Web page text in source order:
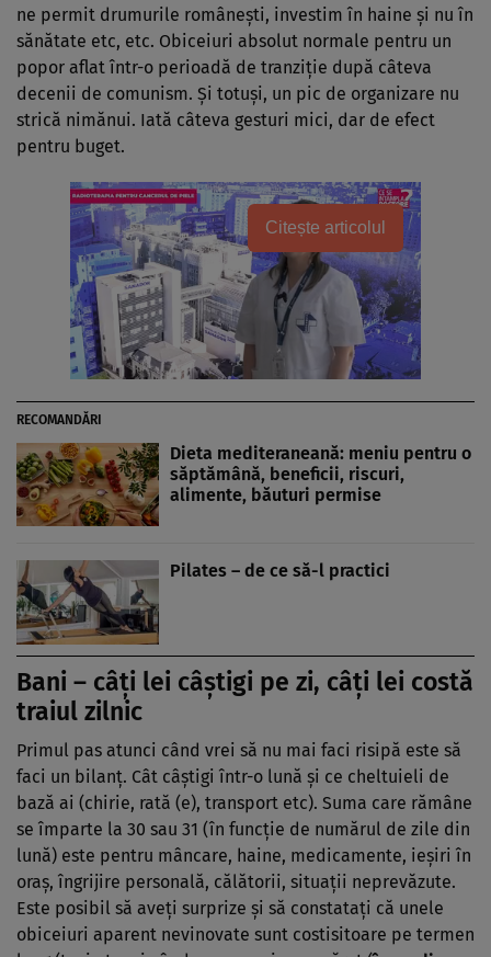
ne permit drumurile româneşti, investim în haine şi nu în
sănătate etc, etc. Obiceiuri absolut normale pentru un
popor aflat într-o perioadă de tranziţie după câteva
decenii de comunism. Şi totuşi, un pic de organizare nu
strică nimănui. Iată câteva gesturi mici, dar de efect
pentru buget.
Citește articolul
RECOMANDĂRI
Dieta mediteraneană: meniu pentru o
săptămână, beneficii, riscuri,
alimente, băuturi permise
Pilates – de ce să-l practici
Bani – câţi lei câştigi pe zi, câţi lei costă
traiul zilnic
Primul pas atunci când vrei să nu mai faci risipă este să
faci un bilanţ. Cât câştigi într-o lună şi ce cheltuieli de
bază ai (chirie, rată (e), transport etc). Suma care rămâne
se împarte la 30 sau 31 (în funcţie de numărul de zile din
lună) este pentru mâncare, haine, medicamente, ieşiri în
oraş, îngrijire personală, călătorii, situaţii neprevăzute.
Este posibil să aveţi surprize şi să constataţi că unele
obiceiuri aparent nevinovate sunt costisitoare pe termen